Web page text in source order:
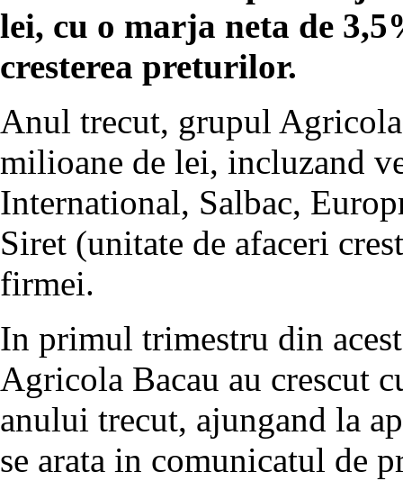
lei, cu o marja neta de
cresterea preturilor.
Anul trecut, grupul
milioane de lei, incluzand
International, Salbac,
Siret (unitate de afaceri
firmei.
In primul trimestru din
Agricola Bacau au crescut
anului trecut, ajungand la
se arata in comunicatul de